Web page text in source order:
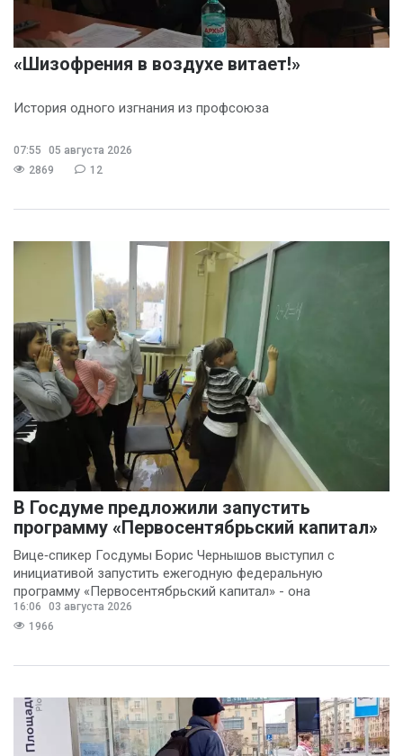
«Шизофрения в воздухе витает!»
История одного изгнания из профсоюза
07:55
05 августа 2026
2869
12
В Госдуме предложили запустить
программу «Первосентябрьский капитал»
Вице‑спикер Госдумы Борис Чернышов выступил с
инициативой запустить ежегодную федеральную
программу «Первосентябрьский капитал» - она
предполагает
16:06
03 августа 2026
1966